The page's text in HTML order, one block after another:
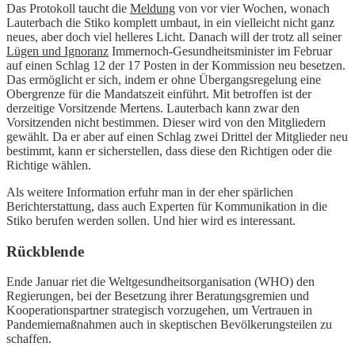
Das Protokoll taucht die Meldung von vor vier Wochen, wonach
Lauterbach die Stiko komplett umbaut, in ein vielleicht nicht ganz
neues, aber doch viel helleres Licht. Danach will der trotz all seiner
Lügen und Ignoranz Immernoch-Gesundheitsminister im Februar
auf einen Schlag 12 der 17 Posten in der Kommission neu besetzen.
Das ermöglicht er sich, indem er ohne Übergangsregelung eine
Obergrenze für die Mandatszeit einführt. Mit betroffen ist der
derzeitige Vorsitzende Mertens. Lauterbach kann zwar den
Vorsitzenden nicht bestimmen. Dieser wird von den Mitgliedern
gewählt. Da er aber auf einen Schlag zwei Drittel der Mitglieder neu
bestimmt, kann er sicherstellen, dass diese den Richtigen oder die
Richtige wählen.
Als weitere Information erfuhr man in der eher spärlichen
Berichterstattung, dass auch Experten für Kommunikation in die
Stiko berufen werden sollen. Und hier wird es interessant.
Rückblende
Ende Januar riet die Weltgesundheitsorganisation (WHO) den
Regierungen, bei der Besetzung ihrer Beratungsgremien und
Kooperationspartner strategisch vorzugehen, um Vertrauen in
Pandemiemaßnahmen auch in skeptischen Bevölkerungsteilen zu
schaffen.